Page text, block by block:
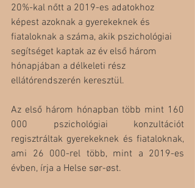
20%-kal nőtt a 2019-es adatokhoz
képest azoknak a gyerekeknek és
fiataloknak a száma, akik pszichológiai
segítséget kaptak az év első három
hónapjában a délkeleti rész
ellátórendszerén keresztül.
Az első három hónapban több mint 160
000 pszichológiai konzultációt
regisztráltak gyerekeknek és fiataloknak,
ami 26 000-rel több, mint a 2019-es
évben, írja a Helse sør-øst.